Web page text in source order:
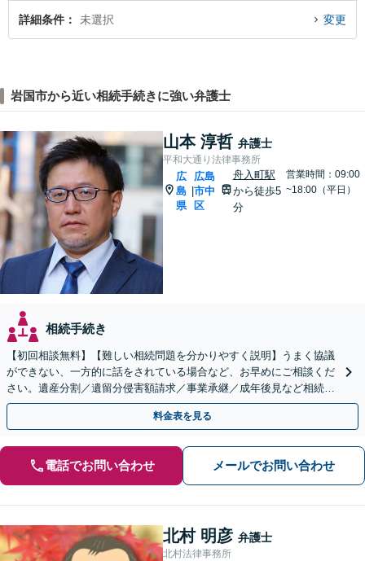
詳細条件 未選択 変更
岩国市から近い相続手続きに強い弁護士
山本 淳哲 弁護士
平和大通り法律事務所
広
島
県
広島
市中
区
舟入町駅
から徒歩5
分
営業時間：09:00
~18:00（平日）
相続手続き
【初回相談無料】【難しい相続問題を分かりやすく説明】うまく協議
ができない、一方的に話をされている場合など、お早めにご相談くだ
さい。遺産分割／遺留分侵害額請求／事業承継／成年後見など相続に
関するお悩みに対応します【舟入町駅5分】【分割払い可】
料金表を見る
電話でお問い合わせ メールでお問い合わせ
北村 明彦 弁護士
北村法律事務所